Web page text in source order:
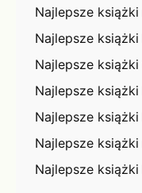
Najlepsze
Najlepsze
Najlepsze
Najlepsze
Najlepsze
Najlepsze
Najlepsze